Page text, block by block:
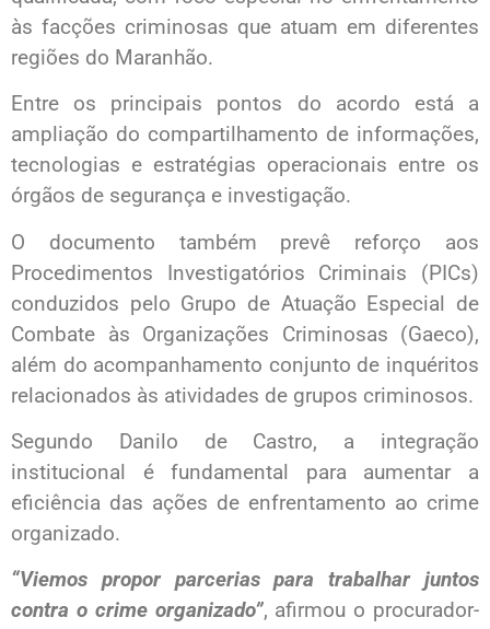
às facções criminosas que atuam em diferentes
regiões do Maranhão.
Entre os principais pontos do acordo está a
ampliação do compartilhamento de informações,
tecnologias e estratégias operacionais entre os
órgãos de segurança e investigação.
O documento também prevê reforço aos
Procedimentos Investigatórios Criminais (PICs)
conduzidos pelo Grupo de Atuação Especial de
Combate às Organizações Criminosas (Gaeco),
além do acompanhamento conjunto de inquéritos
relacionados às atividades de grupos criminosos.
Segundo Danilo de Castro, a integração
institucional é fundamental para aumentar a
eficiência das ações de enfrentamento ao crime
organizado.
“Viemos propor parcerias para trabalhar juntos
contra o crime organizado”, afirmou o procurador-